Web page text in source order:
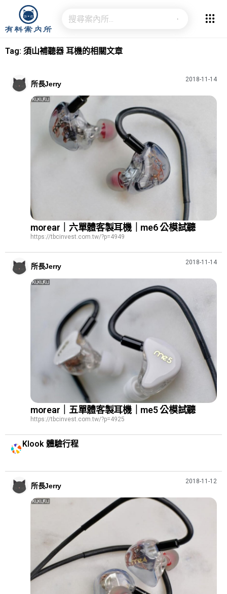
Tag: 須山補聽器 耳機的相關文章
所長Jerry
2018-11-14
morear｜六單體客製耳機｜me6 公模試聽
https://tbcinvest.com.tw/?p=4949
所長Jerry
2018-11-14
morear｜五單體客製耳機｜me5 公模試聽
https://tbcinvest.com.tw/?p=4925
Klook 體驗行程
所長Jerry
2018-11-12